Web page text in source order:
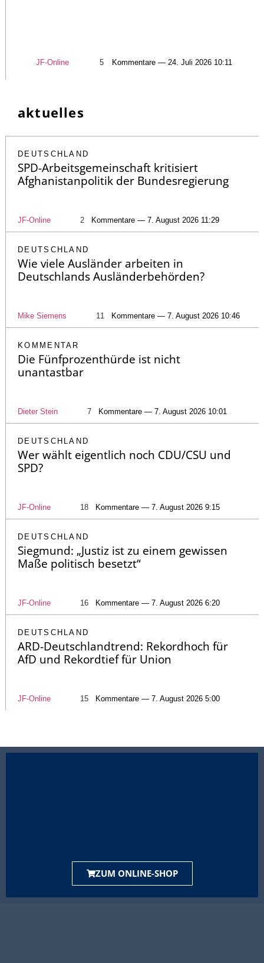
JF-Online 5 Kommentare — 24. Juli 2026 10:11
aktuelles
DEUTSCHLAND
SPD-Arbeitsgemeinschaft kritisiert
Afghanistanpolitik der Bundesregierung
JF-Online 2 Kommentare — 7. August 2026 11:29
DEUTSCHLAND
Wie viele Ausländer arbeiten in
Deutschlands Ausländerbehörden?
Mike Siemens 11 Kommentare — 7. August 2026 10:46
KOMMENTAR
Die Fünfprozenthürde ist nicht
unantastbar
Dieter Stein 7 Kommentare — 7. August 2026 10:01
DEUTSCHLAND
Wer wählt eigentlich noch CDU/CSU und
SPD?
JF-Online 18 Kommentare — 7. August 2026 9:15
DEUTSCHLAND
Siegmund: „Justiz ist zu einem gewissen
Maße politisch besetzt“
JF-Online 16 Kommentare — 7. August 2026 6:20
DEUTSCHLAND
ARD-Deutschlandtrend: Rekordhoch für
AfD und Rekordtief für Union
JF-Online 15 Kommentare — 7. August 2026 5:00
ZUM ONLINE-SHOP